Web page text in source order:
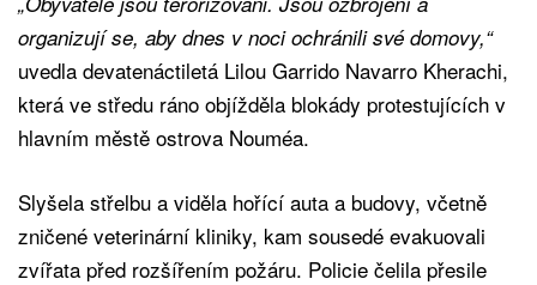
organizují se, aby dnes v noci ochránili své domovy,“
uvedla devatenáctiletá Lilou Garrido Navarro Kherachi,
která ve středu ráno objížděla blokády protestujících v
hlavním městě ostrova Nouméa.
Slyšela střelbu a viděla hořící auta a budovy, včetně
zničené veterinární kliniky, kam sousedé evakuovali
zvířata před rozšířením požáru. Policie čelila přesile